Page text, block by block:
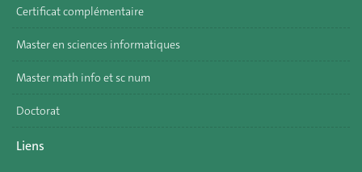
Certificat complémentaire
Master en sciences informatiques
Master math info et sc num
Doctorat
Liens